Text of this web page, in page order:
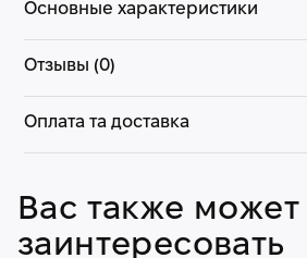
Основные характеристики
Отзывы (0)
Оплата та доставка
Вас также может
заинтересовать